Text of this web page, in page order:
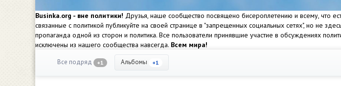
Businka.org - вне политики! Друзья, наше сообщество посвящено бисероплетению и всему, что
связанные с политикой публикуйте на своей странице в "запрещенных социальных сетях", но не
пропаганда одной из сторон и политика. Все пользователи принявшие участие в обсуждениях
исключены из нашего сообщества навсегда. Всем мира!
Все подряд +1 Альбомы +1